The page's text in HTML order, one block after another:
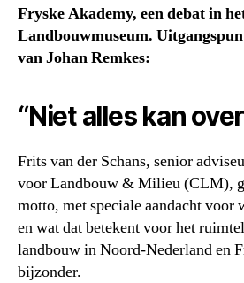
Fryske Akademy, een debat in
Landbouwmuseum.
van Johan Remkes:
“Niet alles kan
Frits van der Schans, senior
voor Landbouw & Milieu (CLM),
motto, met speciale aandacht
en wat dat betekent voor het
landbouw in Noord-Nederland en
bijzonder.